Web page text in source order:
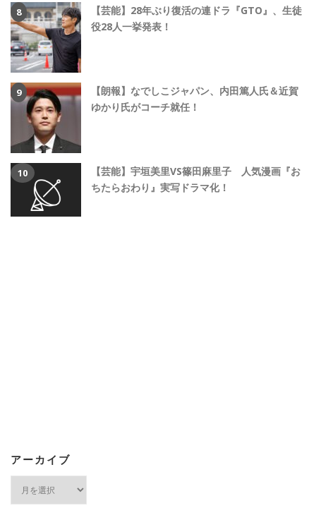
【芸能】28年ぶり復活の連ドラ『GTO』、生徒
役28人一挙発表！
【朗報】なでしこジャパン、内田篤人氏＆近賀
ゆかり氏がコーチ就任！
【芸能】宇垣美里VS篠田麻里子 人気漫画『お
ちたらおわり』実写ドラマ化！
アーカイブ